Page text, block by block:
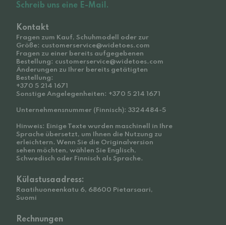
Schreib uns eine E-Mail.
Kontakt
Fragen zum Kauf, Schuhmodell oder zur
Größe: customerservice@widetoes.com
Fragen zu einer bereits aufgegebenen
Bestellung: customerservice@widetoes.com
Änderungen zu Ihrer bereits getätigten
Bestellung:
+370 5 214 1671
Sonstige Angelegenheiten: +370 5 214 1671
Unternehmensnummer (Finnisch): 3324484-5
Hinweis: Einige Texte wurden maschinell in Ihre
Sprache übersetzt, um Ihnen die Nutzung zu
erleichtern. Wenn Sie die Originalversion
sehen möchten, wählen Sie Englisch,
Schwedisch oder Finnisch als Sprache.
Külastusaadress:
Raatihuoneenkatu 6, 68600 Pietarsaari,
Suomi
Rechnungen